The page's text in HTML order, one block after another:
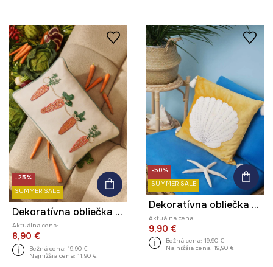
-25%
SUMMER SALE
Dekoratívna obliečka na vankúš s prímesou ľanu s aplikáciou
Aktuálna cena:
8,90 €
Bežná cena: 19,90 €
Najnižšia cena: 11,90 €
-50%
SUMMER SALE
Dekoratívna obliečka na vankúš žltá farba
Aktuálna cena:
9,90 €
Bežná cena: 19,90 €
Najnižšia cena: 19,90 €